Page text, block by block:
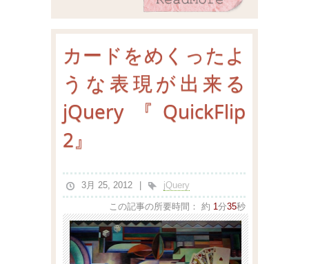
カードをめくったよ
うな表現が出来る
jQuery『QuickFlip
2』
3月 25, 2012 jQuery
この記事の所要時間：約 1分35秒